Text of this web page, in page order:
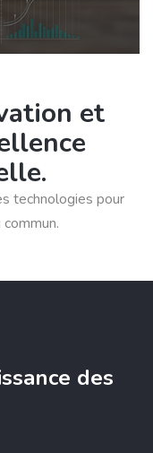
et
technologies pour
des